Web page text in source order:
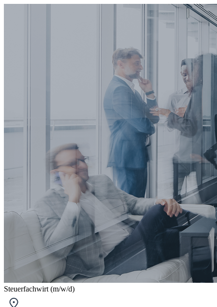
Steuerfachwirt (m/w/d)